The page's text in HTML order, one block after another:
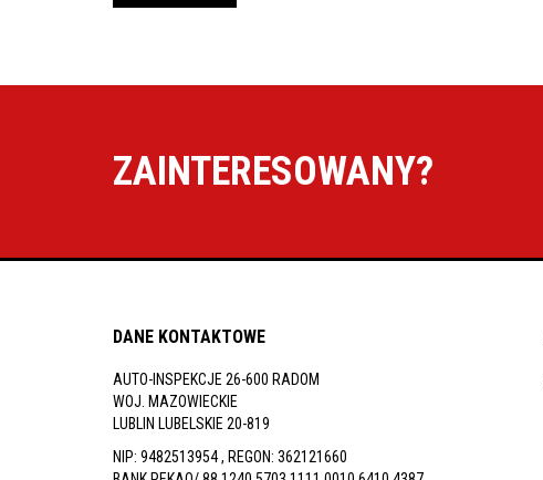
ZAINTERESOWANY?
DANE KONTAKTOWE
AUTO-INSPEKCJE 26-600 RADOM
WOJ. MAZOWIECKIE
LUBLIN LUBELSKIE 20-819
NIP: 9482513954 , REGON: 362121660